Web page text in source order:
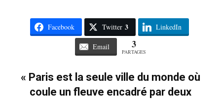
Facebook Twitter 3 LinkedIn
Email 3
PARTAGES
« Paris est la seule ville du monde où
coule un fleuve encadré par deux